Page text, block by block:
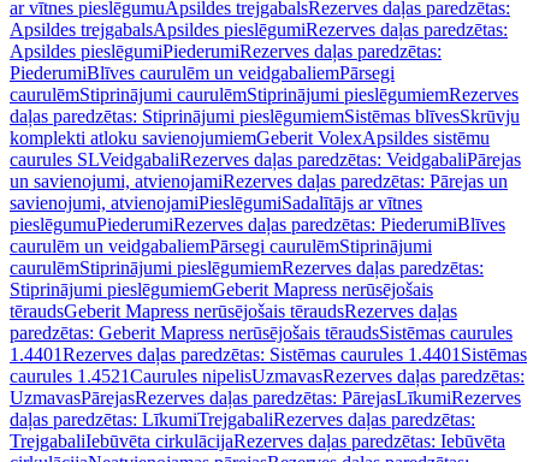
ar vītnes pieslēgumuApsildes trejgabalsRezerves daļas paredzētas:
Apsildes trejgabalsApsildes pieslēgumiRezerves daļas paredzētas:
Apsildes pieslēgumiPiederumiRezerves daļas paredzētas:
PiederumiBlīves caurulēm un veidgabaliemPārsegi
caurulēmStiprinājumi caurulēmStiprinājumi pieslēgumiemRezerves
daļas paredzētas: Stiprinājumi pieslēgumiemSistēmas blīvesSkrūvju
komplekti atloku savienojumiemGeberit VolexApsildes sistēmu
caurules SLVeidgabaliRezerves daļas paredzētas: VeidgabaliPārejas
un savienojumi, atvienojamiRezerves daļas paredzētas: Pārejas un
savienojumi, atvienojamiPieslēgumiSadalītājs ar vītnes
pieslēgumuPiederumiRezerves daļas paredzētas: PiederumiBlīves
caurulēm un veidgabaliemPārsegi caurulēmStiprinājumi
caurulēmStiprinājumi pieslēgumiemRezerves daļas paredzētas:
Stiprinājumi pieslēgumiemGeberit Mapress nerūsējošais
tēraudsGeberit Mapress nerūsējošais tēraudsRezerves daļas
paredzētas: Geberit Mapress nerūsējošais tēraudsSistēmas caurules
1.4401Rezerves daļas paredzētas: Sistēmas caurules 1.4401 Sistēmas
caurules 1.4521Caurules nipelisUzmavasRezerves daļas paredzētas:
UzmavasPārejasRezerves daļas paredzētas: PārejasLīkumiRezerves
daļas paredzētas: LīkumiTrejgabaliRezerves daļas paredzētas:
TrejgabaliIebūvēta cirkulācijaRezerves daļas paredzētas: Iebūvēta